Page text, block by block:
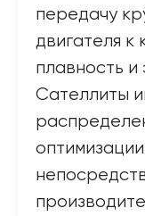
передачу
двигателя к
плавность и
Сателлиты